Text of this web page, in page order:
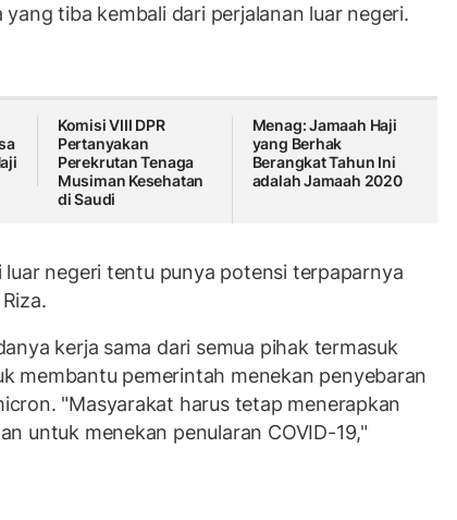
yang tiba kembali dari perjalanan luar negeri.
Komisi VIII DPR
Pertanyakan
Perekrutan Tenaga
Musiman Kesehatan
di Saudi
Menag: Jamaah Haji
yang Berhak
Berangkat Tahun Ini
adalah Jamaah 2020
luar negeri tentu punya potensi terpaparnya
kerja sama dari semua pihak termasuk
membantu pemerintah menekan penyebaran
"Masyarakat harus tetap menerapkan
untuk menekan penularan COVID-19,"